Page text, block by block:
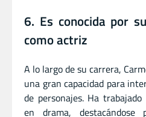
6. Es conocida por
como actriz
A lo largo de su carrera,
una gran capacidad para
de personajes. Ha
en drama,